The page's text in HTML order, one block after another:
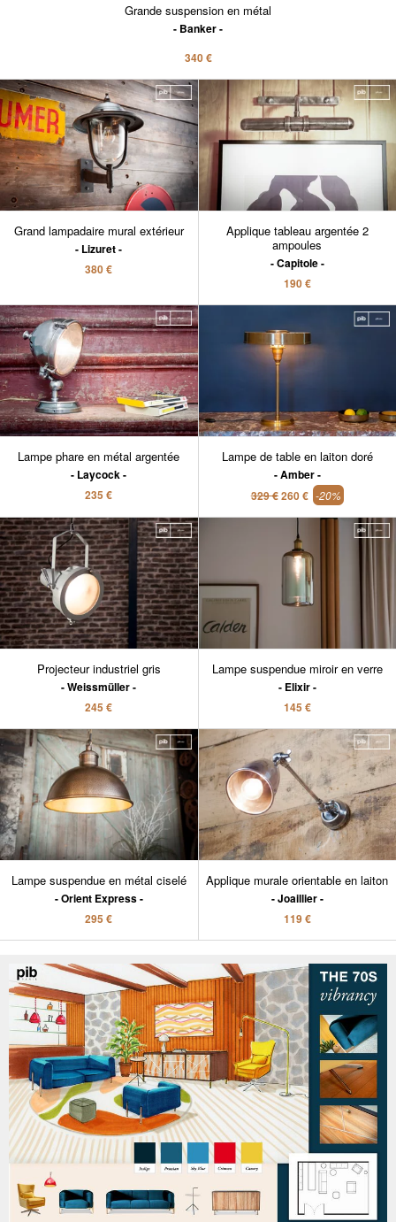
Grande suspension en métal
Banker
340 €
Grand lampadaire mural extérieur
Lizuret
380 €
Applique tableau argentée 2
ampoules
Capitole
190 €
Lampe phare en métal argentée
Laycock
235 €
Lampe de table en laiton doré
Amber
329 €260 € -20%
Projecteur industriel gris
Weissmüller
245 €
Lampe suspendue miroir en verre
Elixir
145 €
Lampe suspendue en métal ciselé
Orient Express
295 €
Applique murale orientable en laiton
Joaillier
119 €